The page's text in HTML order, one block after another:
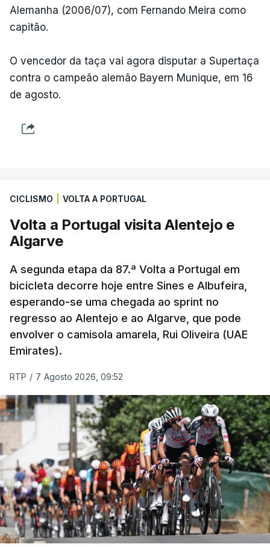
Alemanha (2006/07), com Fernando Meira como
capitão.
O vencedor da taça vai agora disputar a Supertaça
contra o campeão alemão Bayern Munique, em 16
de agosto.
CICLISMO VOLTA A PORTUGAL
Volta a Portugal visita Alentejo e
Algarve
A segunda etapa da 87.ª Volta a Portugal em
bicicleta decorre hoje entre Sines e Albufeira,
esperando-se uma chegada ao sprint no
regresso ao Alentejo e ao Algarve, que pode
envolver o camisola amarela, Rui Oliveira (UAE
Emirates).
RTP / 7 Agosto 2026, 09:52